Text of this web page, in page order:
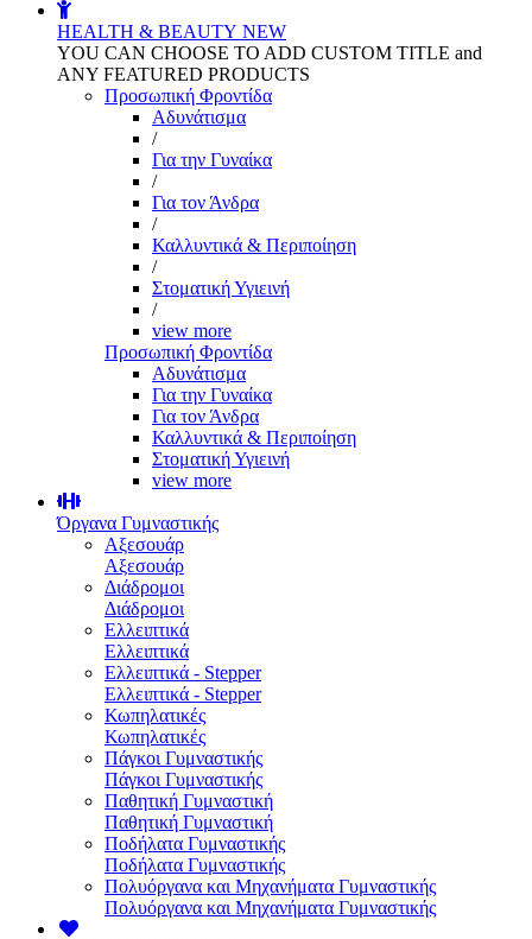
HEALTH & BEAUTY NEW
YOU CAN CHOOSE TO ADD CUSTOM TITLE and
ANY FEATURED PRODUCTS
Προσωπική Φροντίδα
Αδυνάτισμα
/
Για την Γυναίκα
/
Για τον Άνδρα
/
Καλλυντικά & Περιποίηση
/
Στοματική Υγιεινή
/
view more
Προσωπική Φροντίδα
Αδυνάτισμα
Για την Γυναίκα
Για τον Άνδρα
Καλλυντικά & Περιποίηση
Στοματική Υγιεινή
view more
Όργανα Γυμναστικής
Αξεσουάρ
Αξεσουάρ
Διάδρομοι
Διάδρομοι
Ελλειπτικά
Ελλειπτικά
Ελλειπτικά - Stepper
Ελλειπτικά - Stepper
Κωπηλατικές
Κωπηλατικές
Πάγκοι Γυμναστικής
Πάγκοι Γυμναστικής
Παθητική Γυμναστική
Παθητική Γυμναστική
Ποδήλατα Γυμναστικής
Ποδήλατα Γυμναστικής
Πολυόργανα και Μηχανήματα Γυμναστικής
Πολυόργανα και Μηχανήματα Γυμναστικής